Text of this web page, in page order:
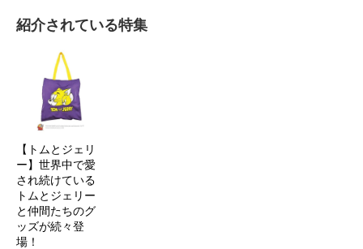
紹介されている特集
【トムとジェリ
ー】世界中で愛
され続けている
トムとジェリー
と仲間たちのグ
ッズが続々登
場！